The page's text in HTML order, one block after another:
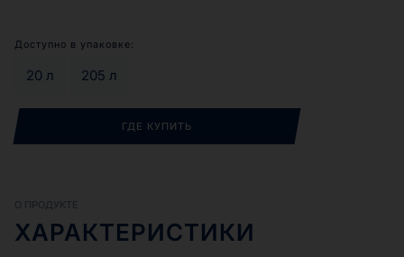
Доступно в упаковке:
20 л 205 л
ГДЕ КУПИТЬ
О ПРОДУКТЕ
ХАРАКТЕРИСТИКИ